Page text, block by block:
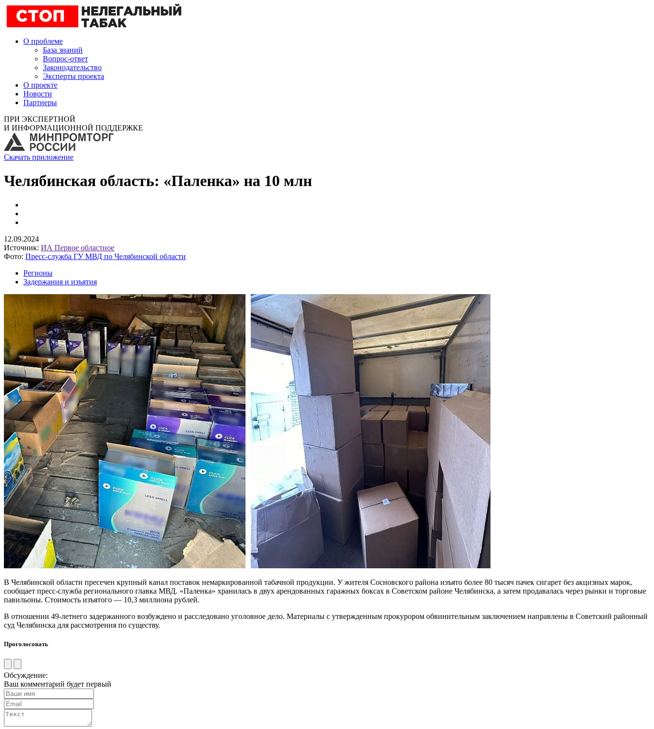
О проблеме
База знаний
Вопрос-ответ
Законодательство
Эксперты проекта
О проекте
Новости
Партнеры
ПРИ ЭКСПЕРТНОЙ
И ИНФОРМАЦИОННОЙ ПОДДЕРЖКЕ
Скачать приложение
Челябинская область: «Паленка» на 10 млн
12.09.2024
Источник: ИА Первое областное
Фото: Пресс-служба ГУ МВД по Челябинской области
Регионы
Задержания и изъятия
В Челябинской области пресечен крупный канал поставок немаркированной табачной продукции. У жителя Сосновского района изъято более 80 тысяч пачек сигарет без акцизных марок,
сообщает пресс-служба регионального главка МВД. «Паленка» хранилась в двух арендованных гаражных боксах в Советском районе Челябинска, а затем продавалась через рынки и торговые
павильоны. Стоимость изъятого — 10,3 миллиона рублей.
В отношении 49-летнего задержанного возбуждено и расследовано уголовное дело. Материалы с утвержденным прокурором обвинительным заключением направлены в Советский районный
суд Челябинска для рассмотрения по существу.
Проголосовать
Обсуждение:
Ваш комментарий будет первый